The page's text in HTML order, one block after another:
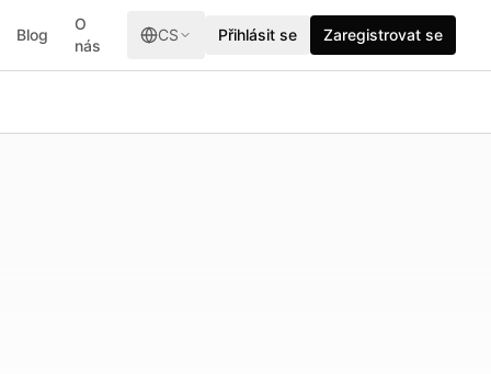
Blog
O
nás
CS Přihlásit se Zaregistrovat se